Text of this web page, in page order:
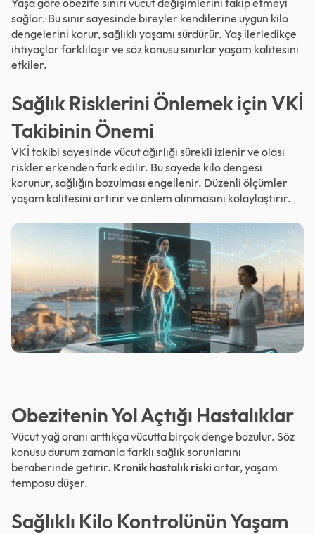
sağlar. Bu sınır sayesinde bireyler kendilerine uygun kilo
dengelerini korur, sağlıklı yaşamı sürdürür. Yaş ilerledikçe
ihtiyaçlar farklılaşır ve söz konusu sınırlar yaşam kalitesini
etkiler.
Sağlık Risklerini Önlemek için VKİ
Takibinin Önemi
VKİ takibi sayesinde vücut ağırlığı sürekli izlenir ve olası
riskler erkenden fark edilir. Bu sayede kilo dengesi
korunur, sağlığın bozulması engellenir. Düzenli ölçümler
yaşam kalitesini artırır ve önlem alınmasını kolaylaştırır.
Obezitenin Yol Açtığı Hastalıklar
Vücut yağ oranı arttıkça vücutta birçok denge bozulur. Söz
konusu durum zamanla farklı sağlık sorunlarını
beraberinde getirir. Kronik hastalık riski artar, yaşam
temposu düşer.
Sağlıklı Kilo Kontrolünün Yaşam